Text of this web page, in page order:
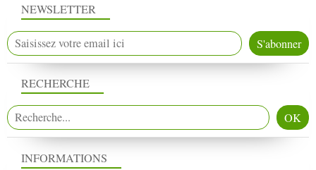
NEWSLETTER
RECHERCHE
INFORMATIONS